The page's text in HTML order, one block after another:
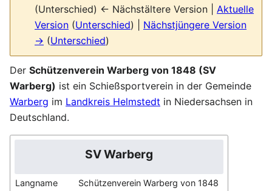
(Unterschied) ← Nächstältere Version | Aktuelle
Version (Unterschied) | Nächstjüngere Version
→ (Unterschied)
Der Schützenverein Warberg von 1848 (SV
Warberg) ist ein Schießsportverein in der Gemeinde
Warberg im Landkreis Helmstedt in Niedersachsen in
Deutschland.
SV Warberg
Langname
Schützenverein Warberg von 1848